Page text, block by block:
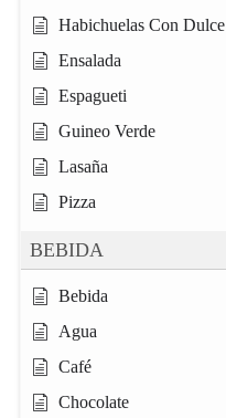
Habichuelas Con Dulce
Ensalada
Espagueti
Guineo Verde
Lasaña
Pizza
BEBIDA
Bebida
Agua
Café
Chocolate